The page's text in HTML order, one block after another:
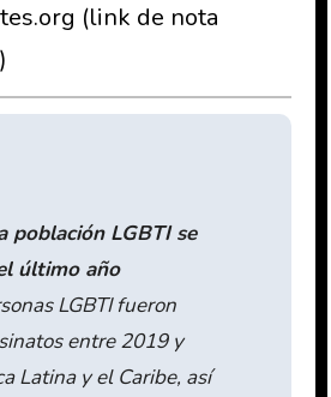
(link de nota
población LGBTI se
último año
LGBTI fueron
entre 2019 y
Latina y el Caribe, así